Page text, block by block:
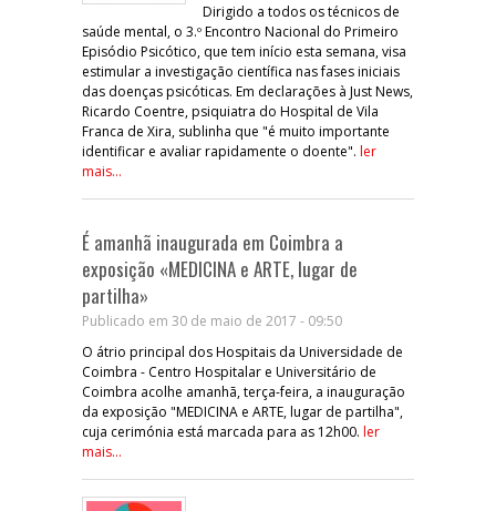
Dirigido a todos os técnicos de
saúde mental, o 3.º Encontro Nacional do Primeiro
Episódio Psicótico, que tem início esta semana, visa
estimular a investigação científica nas fases iniciais
das doenças psicóticas. Em declarações à Just News,
Ricardo Coentre, psiquiatra do Hospital de Vila
Franca de Xira, sublinha que "é muito importante
identificar e avaliar rapidamente o doente". ler
mais...
É amanhã inaugurada em Coimbra a
exposição «MEDICINA e ARTE, lugar de
partilha»
Publicado em 30 de maio de 2017 - 09:50
O átrio principal dos Hospitais da Universidade de
Coimbra - Centro Hospitalar e Universitário de
Coimbra acolhe amanhã, terça-feira, a inauguração
da exposição "MEDICINA e ARTE, lugar de partilha",
cuja cerimónia está marcada para as 12h00. ler
mais...